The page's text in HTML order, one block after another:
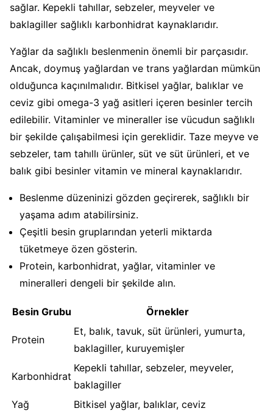
sağlar. Kepekli tahıllar, sebzeler, meyveler ve
baklagiller sağlıklı karbonhidrat kaynaklarıdır.
Yağlar da sağlıklı beslenmenin önemli bir parçasıdır.
Ancak, doymuş yağlardan ve trans yağlardan mümkün
olduğunca kaçınılmalıdır. Bitkisel yağlar, balıklar ve
ceviz gibi omega-3 yağ asitleri içeren besinler tercih
edilebilir. Vitaminler ve mineraller ise vücudun sağlıklı
bir şekilde çalışabilmesi için gereklidir. Taze meyve ve
sebzeler, tam tahıllı ürünler, süt ve süt ürünleri, et ve
balık gibi besinler vitamin ve mineral kaynaklarıdır.
Beslenme düzeninizi gözden geçirerek, sağlıklı bir
yaşama adım atabilirsiniz.
Çeşitli besin gruplarından yeterli miktarda
tüketmeye özen gösterin.
Protein, karbonhidrat, yağlar, vitaminler ve
mineralleri dengeli bir şekilde alın.
Besin Grubu Örnekler
Protein
Et, balık, tavuk, süt ürünleri, yumurta,
baklagiller, kuruyemişler
Karbonhidrat
Kepekli tahıllar, sebzeler, meyveler,
baklagiller
Yağ
Bitkisel yağlar, balıklar, ceviz